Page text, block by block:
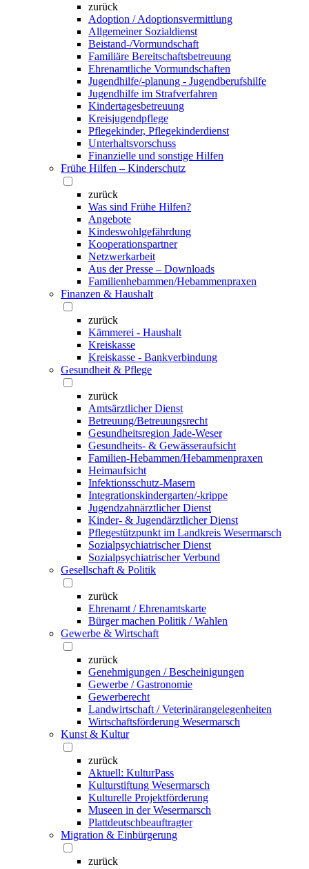
zurück
Adoption / Adoptionsvermittlung
Allgemeiner Sozialdienst
Beistand-/Vormundschaft
Familiäre Bereitschaftsbetreuung
Ehrenamtliche Vormundschaften
Jugendhilfe/-planung - Jugendberufshilfe
Jugendhilfe im Strafverfahren
Kindertagesbetreuung
Kreisjugendpflege
Pflegekinder, Pflegekinderdienst
Unterhaltsvorschuss
Finanzielle und sonstige Hilfen
Frühe Hilfen – Kinderschutz
zurück
Was sind Frühe Hilfen?
Angebote
Kindeswohlgefährdung
Kooperationspartner
Netzwerkarbeit
Aus der Presse – Downloads
Familienhebammen/Hebammenpraxen
Finanzen & Haushalt
zurück
Kämmerei - Haushalt
Kreiskasse
Kreiskasse - Bankverbindung
Gesundheit & Pflege
zurück
Amtsärztlicher Dienst
Betreuung/Betreuungsrecht
Gesundheitsregion Jade-Weser
Gesundheits- & Gewässeraufsicht
Familien-Hebammen/Hebammenpraxen
Heimaufsicht
Infektionsschutz-Masern
Integrationskindergarten/-krippe
Jugendzahnärztlicher Dienst
Kinder- & Jugendärztlicher Dienst
Pflegestützpunkt im Landkreis Wesermarsch
Sozialpsychiatrischer Dienst
Sozialpsychiatrischer Verbund
Gesellschaft & Politik
zurück
Ehrenamt / Ehrenamtskarte
Bürger machen Politik / Wahlen
Gewerbe & Wirtschaft
zurück
Genehmigungen / Bescheinigungen
Gewerbe / Gastronomie
Gewerberecht
Landwirtschaft / Veterinärangelegenheiten
Wirtschaftsförderung Wesermarsch
Kunst & Kultur
zurück
Aktuell: KulturPass
Kulturstiftung Wesermarsch
Kulturelle Projektförderung
Museen in der Wesermarsch
Plattdeutschbeauftragter
Migration & Einbürgerung
zurück